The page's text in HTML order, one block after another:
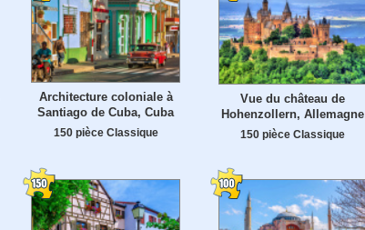
Architecture coloniale à
Santiago de Cuba, Cuba
150 pièce Classique
Vue du château de
Hohenzollern, Allemagne
150 pièce Classique